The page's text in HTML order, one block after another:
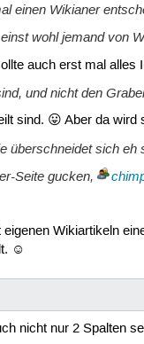
einen Wikianer
wohl jemand von
auch erst mal alles
und nicht den
sind. 😛 Aber da
überschneidet sich
Seite gucken,
Wikiartikeln
☺
nicht nur 2 Spalten